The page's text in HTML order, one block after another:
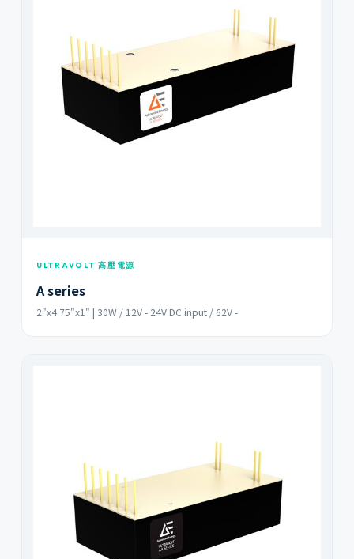
ULTRAVOLT 高壓電源
A series
2"x4.75"x1" | 30W / 12V - 24V DC input / 62V -